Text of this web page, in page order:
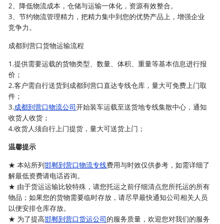
2、降低物流成本，仓储与运输一体化，资源有效整合。
3、节约物流管理精力，把精力集中到您的优势产品上，增强企业
竞争力。
成都到营口货物运输流程
1.提供需要运载的货物类型、数量、体积、重量等基本信息进行报
价；
2.客户需自行送货到成都到营口直达专线仓库，量大可免费上门取
件；
3.成都到营口物流公司开始装车运载至送货地专线集散中心，通知
收货人收货；
4.收货人须自行上门提货，量大可送货上门；
温馨提示
★ 本站所列邯郸到营口物流专线费用与时效仅供参考，如需详细了
解最低资费请电话咨询。
★ 由于货运运输比较特殊，请您托运之前仔细清点您所托运的所有
物品；如果您的货物需要临时存放，请尽早最快通知公司相关人员
以便安排仓库存放。
★ 为了提高邯郸到营口货运公司的服务质量，欢迎您对我们的服务